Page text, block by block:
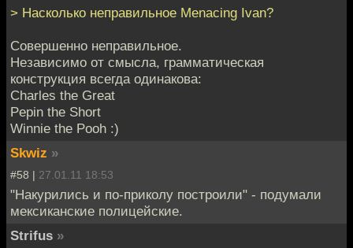
> Насколько неправильное Menacing Ivan?
Совершенно неправильное.
Независимо от смысла, грамматическая
конструкция всегда одинакова:
Charles the Great
Pepin the Short
Winnie the Pooh :)
Skwiz »
#58 | 27.01.11 18:53
"Накурились и по-приколу построили" - подумали
мексиканские полицейские.
Strifus »